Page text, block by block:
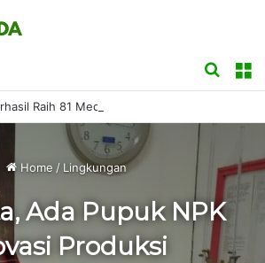
Search
for
Home / Lingkungan
Ada Pupuk NPK
Produksi